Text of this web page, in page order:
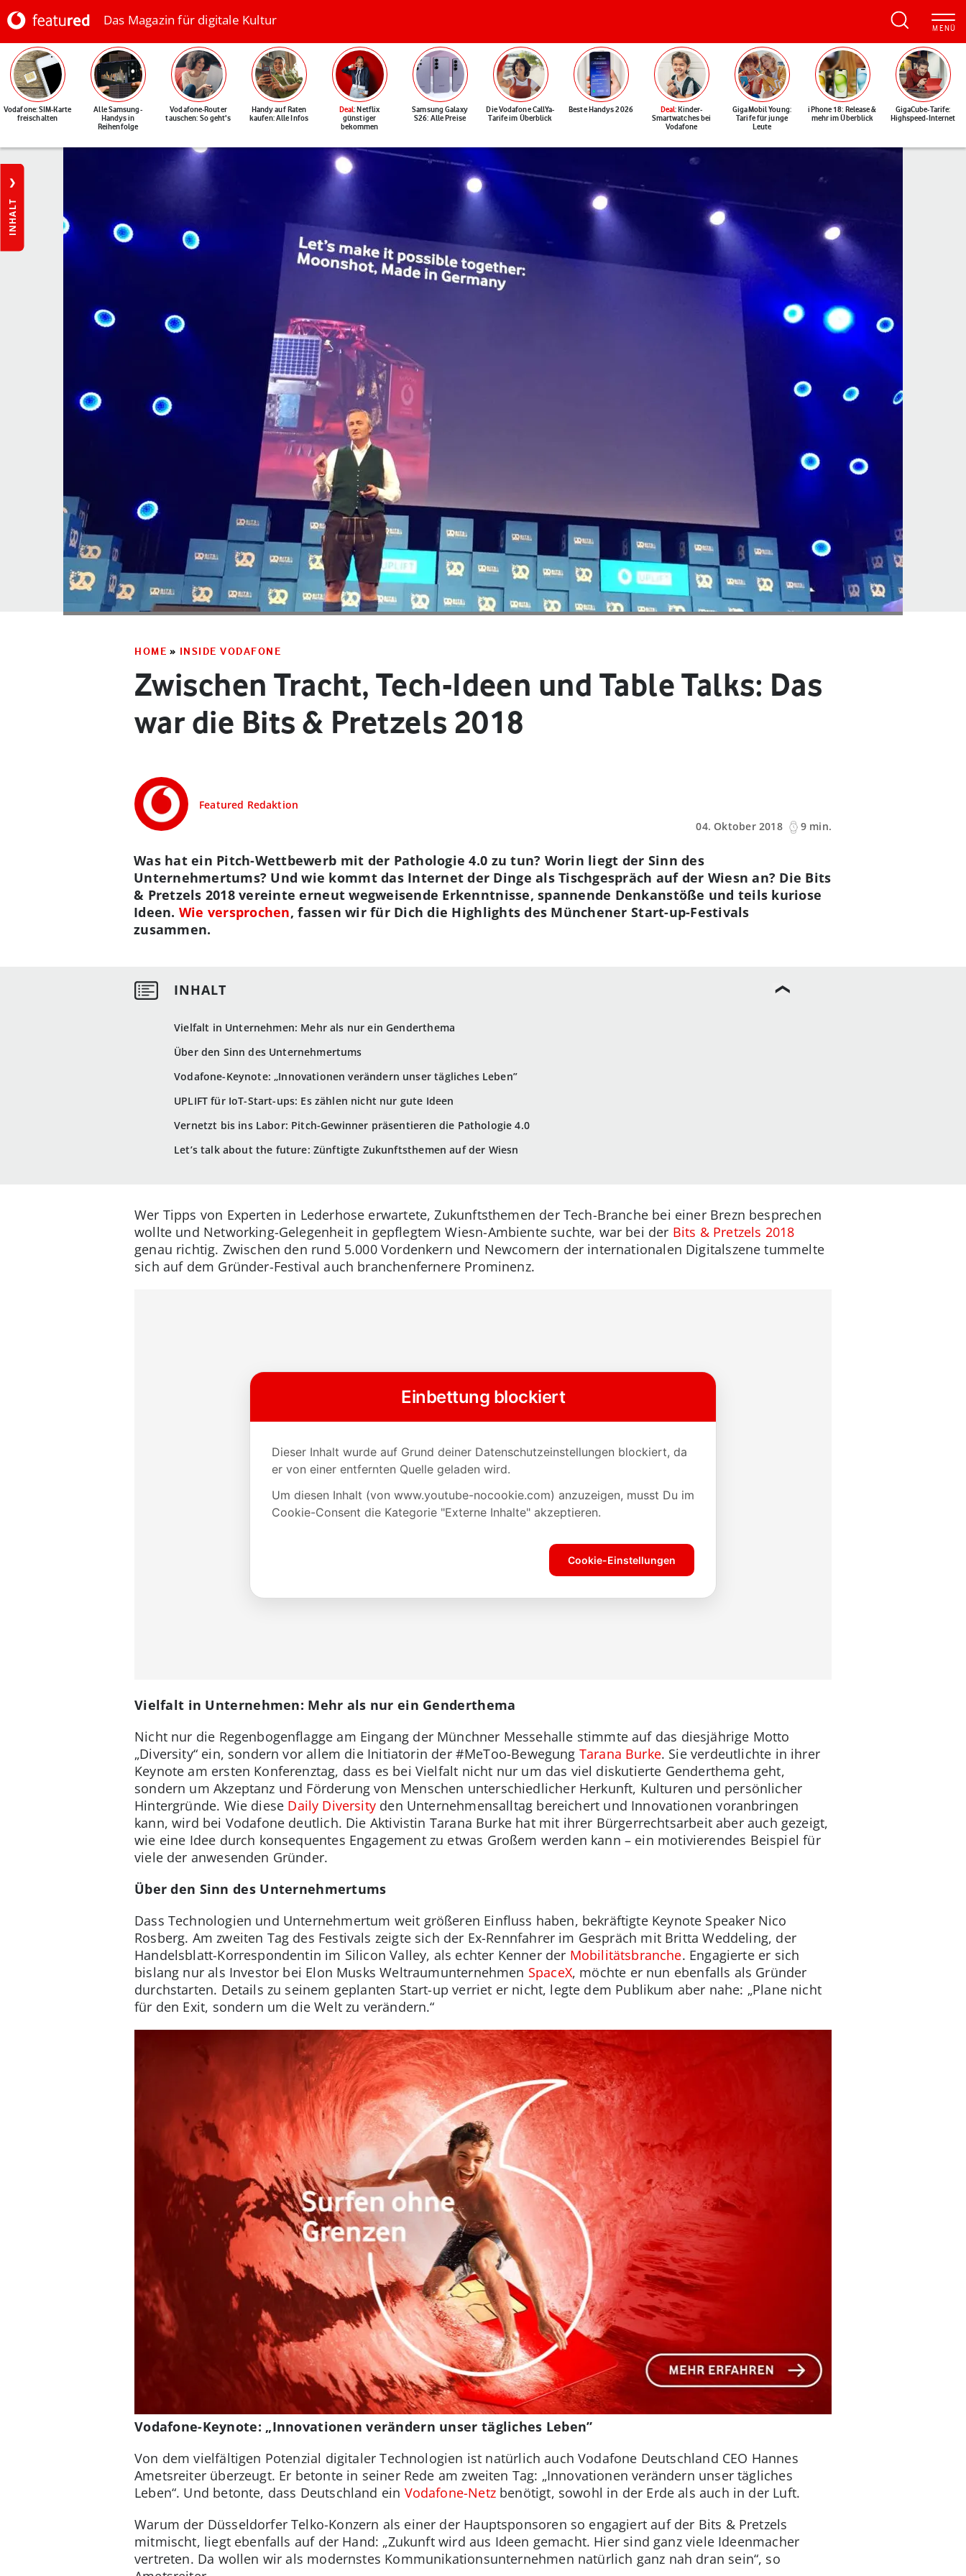
Das Magazin für digitale Kultur
Vodafone: SIM-Karte
freischalten
Alle Samsung-
Handys in
Reihenfolge
Vodafone-Router
tauschen: So geht's
Handy auf Raten
kaufen: Alle Infos
Deal: Netflix
günstiger
bekommen
Samsung Galaxy
S26: Alle Preise
Die Vodafone CallYa-
Tarife im Überblick
Beste Handys 2026 Deal: Kinder-
Smartwatches bei
Vodafone
GigaMobil Young:
Tarife für junge
Leute
iPhone 18: Release &
mehr im Überblick
GigaCube-Tarife:
Highspeed-Internet
INHALT
HOME » INSIDE VODAFONE
Zwischen Tracht, Tech-Ideen und Table Talks: Das
war die Bits & Pretzels 2018
Featured Redaktion
04. Oktober 2018
9 min.
Vielfalt in Unternehmen: Mehr als nur ein Genderthema
Über den Sinn des Unternehmertums
Vodafone-Keynote: „Innovationen verändern unser tägliches Leben”
UPLIFT für IoT-Start-ups: Es zählen nicht nur gute Ideen
Vernetzt bis ins Labor: Pitch-Gewinner präsentieren die Pathologie 4.0
Let’s talk about the future: Zünftigte Zukunftsthemen auf der Wiesn
Was hat ein Pitch-Wettbewerb mit der Pathologie 4.0 zu tun? Worin liegt der Sinn des
Unternehmertums? Und wie kommt das Internet der Dinge als Tischgespräch auf der Wiesn an? Die Bits
& Pretzels 2018 vereinte erneut wegweisende Erkenntnisse, spannende Denkanstöße und teils kuriose
Ideen. Wie versprochen, fassen wir für Dich die Highlights des Münchener Start-up-Festivals
zusammen.
Wer Tipps von Experten in Lederhose erwartete, Zukunftsthemen der Tech-Branche bei einer Brezn besprechen
wollte und Networking-Gelegenheit in gepflegtem Wiesn-Ambiente suchte, war bei der Bits & Pretzels 2018
genau richtig. Zwischen den rund 5.000 Vordenkern und Newcomern der internationalen Digitalszene tummelte
sich auf dem Gründer-Festival auch branchenfernere Prominenz.
Vielfalt in Unternehmen: Mehr als nur ein Genderthema
Nicht nur die Regenbogenflagge am Eingang der Münchner Messehalle stimmte auf das diesjährige Motto
„Diversity“ ein, sondern vor allem die Initiatorin der #MeToo-Bewegung Tarana Burke. Sie verdeutlichte in ihrer
Keynote am ersten Konferenztag, dass es bei Vielfalt nicht nur um das viel diskutierte Genderthema geht,
sondern um Akzeptanz und Förderung von Menschen unterschiedlicher Herkunft, Kulturen und persönlicher
Hintergründe. Wie diese Daily Diversity den Unternehmensalltag bereichert und Innovationen voranbringen
kann, wird bei Vodafone deutlich. Die Aktivistin Tarana Burke hat mit ihrer Bürgerrechtsarbeit aber auch gezeigt,
wie eine Idee durch konsequentes Engagement zu etwas Großem werden kann – ein motivierendes Beispiel für
viele der anwesenden Gründer.
Über den Sinn des Unternehmertums
Dass Technologien und Unternehmertum weit größeren Einfluss haben, bekräftigte Keynote Speaker Nico
Rosberg. Am zweiten Tag des Festivals zeigte sich der Ex-Rennfahrer im Gespräch mit Britta Weddeling, der
Handelsblatt-Korrespondentin im Silicon Valley, als echter Kenner der Mobilitätsbranche. Engagierte er sich
bislang nur als Investor bei Elon Musks Weltraumunternehmen SpaceX, möchte er nun ebenfalls als Gründer
durchstarten. Details zu seinem geplanten Start-up verriet er nicht, legte dem Publikum aber nahe: „Plane nicht
für den Exit, sondern um die Welt zu verändern.“
Vodafone-Keynote: „Innovationen verändern unser tägliches Leben”
Von dem vielfältigen Potenzial digitaler Technologien ist natürlich auch Vodafone Deutschland CEO Hannes
Ametsreiter überzeugt. Er betonte in seiner Rede am zweiten Tag: „Innovationen verändern unser tägliches
Leben“. Und betonte, dass Deutschland ein Vodafone-Netzbenötigt, sowohl in der Erde als auch in der Luft.
Warum der Düsseldorfer Telko-Konzern als einer der Hauptsponsoren so engagiert auf der Bits & Pretzels
mitmischt, liegt ebenfalls auf der Hand: „Zukunft wird aus Ideen gemacht. Hier sind ganz viele Ideenmacher
vertreten. Da wollen wir als modernstes Kommunikationsunternehmen natürlich ganz nah dran sein“, so